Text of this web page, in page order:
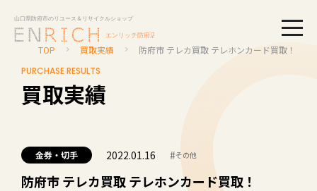
TOP 買取実績 防府市 テレカ買取 テレホンカード買取！
PURCHASE RESULTS
買取実績
金券・切手 2022.01.16 #その他
防府市 テレカ買取 テレホンカード買取！